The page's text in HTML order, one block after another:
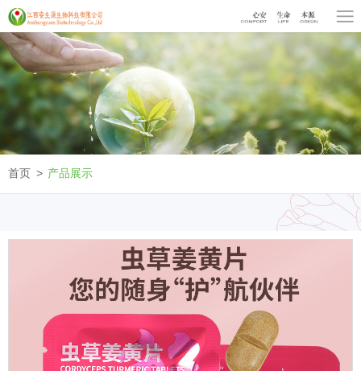
首页 产品展示